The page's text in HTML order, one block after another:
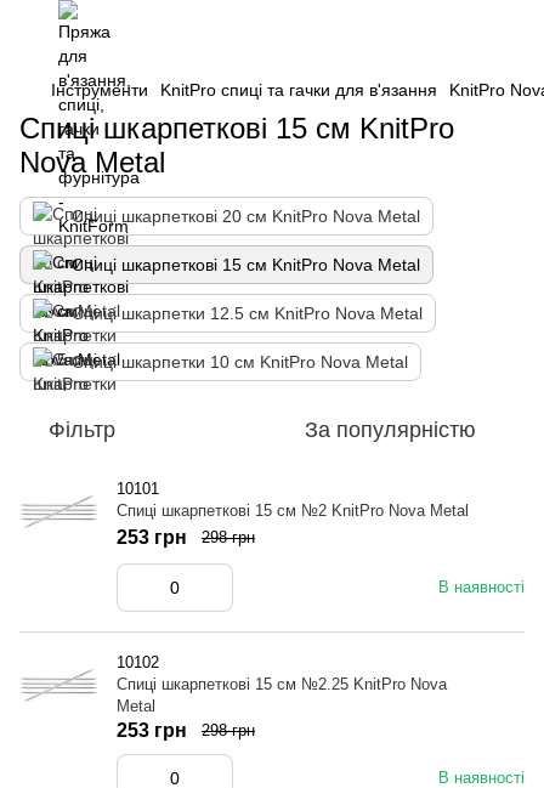
Інструменти KnitPro спиці та гачки для в'язання KnitPro
Спиці шкарпеткові 15 см KnitPro
Nova Metal
Спиці шкарпеткові 20 см KnitPro Nova Metal
Спиці шкарпеткові 15 см KnitPro Nova Metal
Спиці шкарпетки 12.5 см KnitPro Nova Metal
Спиці шкарпетки 10 см KnitPro Nova Metal
Фільтр За популярністю
10101
Спиці шкарпеткові 15 см №2 KnitPro Nova Metal
В наявності
253 грн 298 грн
10102
Спиці шкарпеткові 15 см №2.25 KnitPro Nova
Metal
В наявності
253 грн 298 грн